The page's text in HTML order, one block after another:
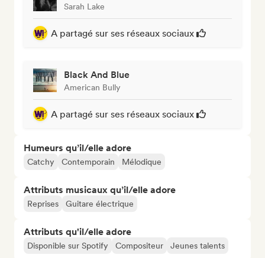
Sarah Lake
A partagé sur ses réseaux sociaux
Black And Blue
American Bully
A partagé sur ses réseaux sociaux
Humeurs qu’il/elle adore
Catchy Contemporain Mélodique
Attributs musicaux qu’il/elle adore
Reprises Guitare électrique
Attributs qu'il/elle adore
Disponible sur Spotify Compositeur Jeunes talents